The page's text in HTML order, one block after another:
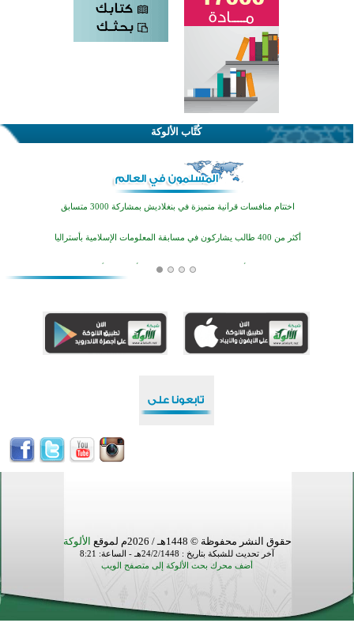
كُتَّاب الألوكة
اختتام الدورة التاسعة لمسابقة حفظ وتلاوة القرآن الكريم في أزناكاييف
تيسليتش تختتم برنامجا تعليميا لتعزيز القيم وبناء الشخصية للشباب المسلمين
اختتام منافسات قرآنية متميزة في بنغلاديش بمشاركة 3000 متسابق
أكثر من 400 طالب يشاركون في مسابقة المعلومات الإسلامية بأستراليا
افتتاح تاريخي لأول مسجد في بلييفليا بالجبل الأسود منذ أكثر من قرن
أكبر مشروع إسلامي في ريف أستراليا يفتتح أبوابه بعد سنوات من العمل والعطاء
اختتام منافسات قرآنية متميزة في بنغلاديش بمشاركة 3000 متسابق
حقوق النشر محفوظة © 1448هـ / 2026م لموقع الألوكة
آخر تحديث للشبكة بتاريخ : 24/2/1448هـ - الساعة: 8:21
أضف محرك بحث الألوكة إلى متصفح الويب